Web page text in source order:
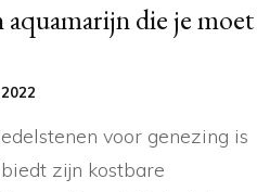
aquamarijn die je moet
voor genezing is
zijn kostbare